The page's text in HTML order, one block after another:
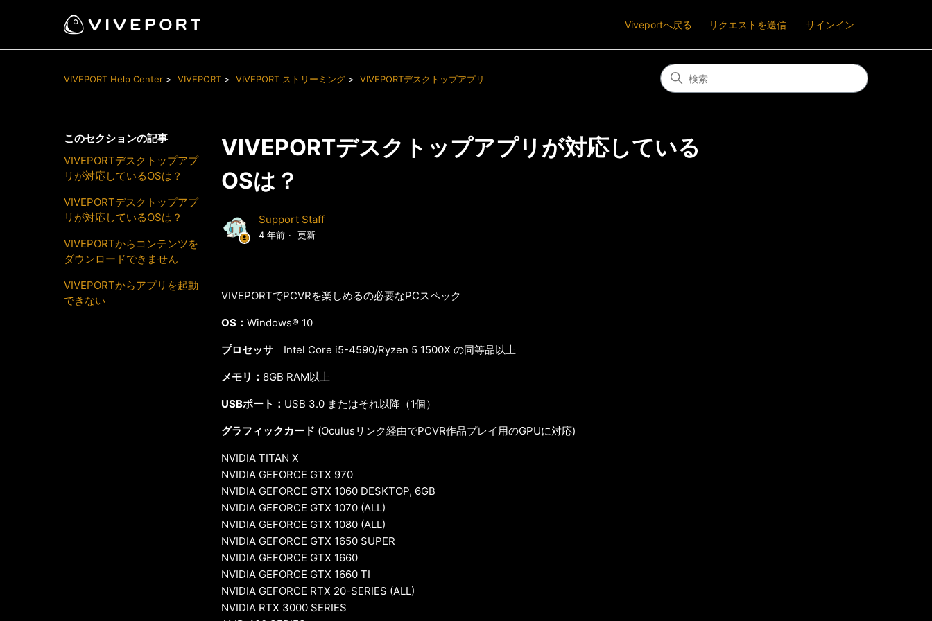
Viveportへ戻る リクエストを送信 サインイン
VIVEPORT Help Center VIVEPORT VIVEPORT ストリーミング VIVEPORTデスクトップアプリ
このセクションの記事
VIVEPORTデスクトップアプ
リが対応しているOSは？
VIVEPORTデスクトップアプ
リが対応しているOSは？
VIVEPORTからコンテンツを
ダウンロードできません
VIVEPORTからアプリを起動
できない
VIVEPORTデスクトップアプリが対応している
OSは？
Support Staff
4 年前 更新
VIVEPORTでPCVRを楽しめるの必要なPCスペック
OS：Windows® 10
プロセッサ Intel Core i5-4590/Ryzen 5 1500X の同等品以上
メモリ： 8GB RAM以上
USBポート： USB 3.0 またはそれ以降（1個）
グラフィックカード (Oculusリンク経由でPCVR作品プレイ用のGPUに対応)
NVIDIA TITAN X
NVIDIA GEFORCE GTX 970
NVIDIA GEFORCE GTX 1060 DESKTOP, 6GB
NVIDIA GEFORCE GTX 1070 (ALL)
NVIDIA GEFORCE GTX 1080 (ALL)
NVIDIA GEFORCE GTX 1650 SUPER
NVIDIA GEFORCE GTX 1660
NVIDIA GEFORCE GTX 1660 TI
NVIDIA GEFORCE RTX 20-SERIES (ALL)
NVIDIA RTX 3000 SERIES